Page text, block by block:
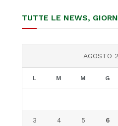
TUTTE LE NEWS,
AGOSTO
L M M G
3 4 5 6